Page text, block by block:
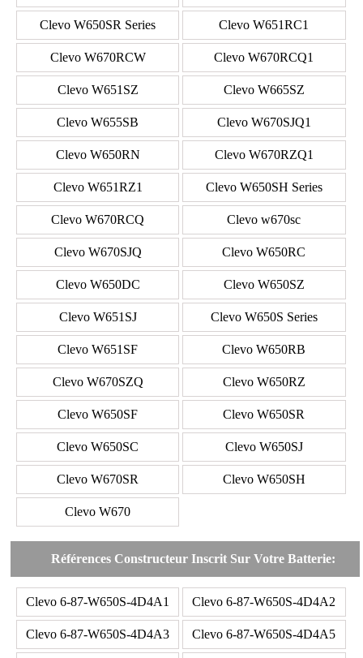
Clevo W650SR Series Clevo W651RC1
Clevo W670RCW Clevo W670RCQ1
Clevo W651SZ Clevo W665SZ
Clevo W655SB Clevo W670SJQ1
Clevo W650RN Clevo W670RZQ1
Clevo W651RZ1 Clevo W650SH Series
Clevo W670RCQ Clevo w670sc
Clevo W670SJQ Clevo W650RC
Clevo W650DC Clevo W650SZ
Clevo W651SJ Clevo W650S Series
Clevo W651SF Clevo W650RB
Clevo W670SZQ Clevo W650RZ
Clevo W650SF Clevo W650SR
Clevo W650SC Clevo W650SJ
Clevo W670SR Clevo W650SH
Clevo W670
Références Constructeur Inscrit Sur Votre Batterie:
Clevo 6-87-W650S-4D4A1 Clevo 6-87-W650S-4D4A2
Clevo 6-87-W650S-4D4A3 Clevo 6-87-W650S-4D4A5